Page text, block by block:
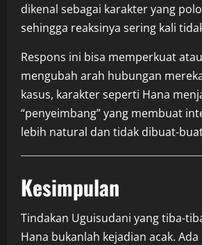
dikenal sebagai karakter yang
sehingga reaksinya sering kali
Respons ini bisa memperkuat
mengubah arah hubungan
kasus, karakter seperti Hana
“penyeimbang” yang membuat
lebih natural dan tidak dibuat-
Kesimpulan
Tindakan Uguisudani yang tiba-
Hana bukanlah kejadian acak.